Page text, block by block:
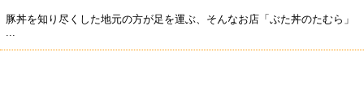
豚丼を知り尽くした地元の方が足を運ぶ、そんなお店「ぶた丼のたむら」